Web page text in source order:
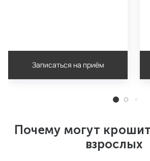
Записаться на приём
Почему могут
взрослых